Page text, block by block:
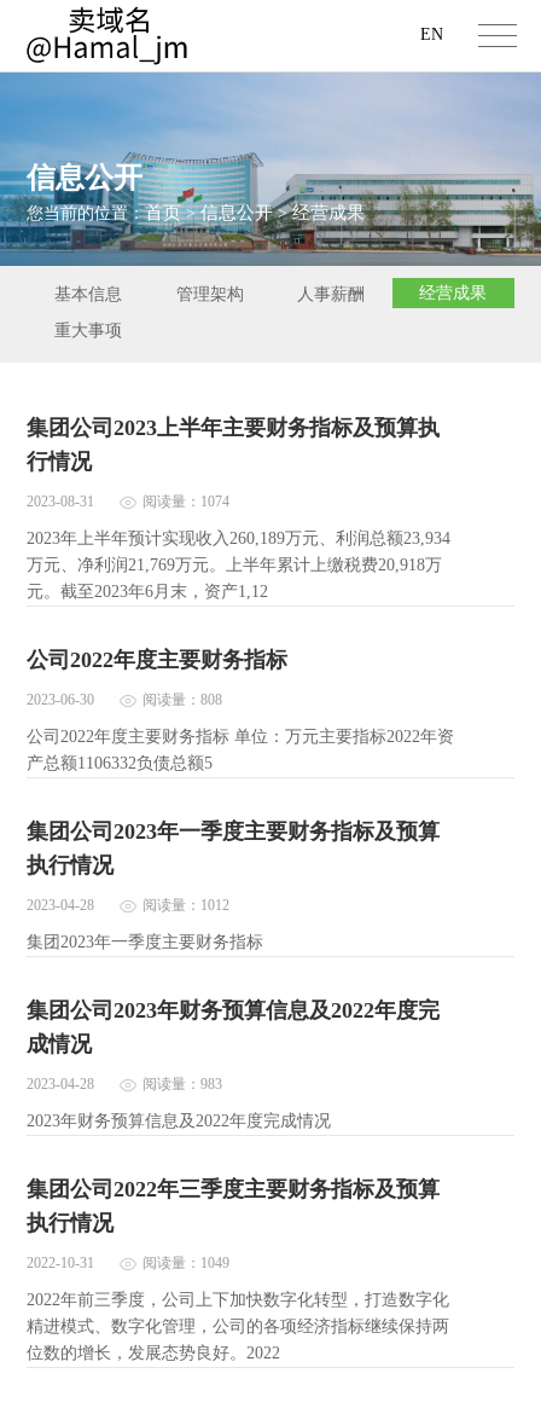
EN
信息公开
您当前的位置：首页>信息公开>经营成果
基本信息 管理架构 人事薪酬 经营成果
重大事项
集团公司2023上半年主要财务指标及预算执
行情况
2023-08-31 阅读量：1074
2023年上半年预计实现收入260,189万元、利润总额23,934
万元、净利润21,769万元。上半年累计上缴税费20,918万
元。截至2023年6月末，资产1,12
公司2022年度主要财务指标
2023-06-30 阅读量：808
公司2022年度主要财务指标 单位：万元主要指标2022年资
产总额1106332负债总额5
集团公司2023年一季度主要财务指标及预算
执行情况
2023-04-28 阅读量：1012
集团2023年一季度主要财务指标
集团公司2023年财务预算信息及2022年度完
成情况
2023-04-28 阅读量：983
2023年财务预算信息及2022年度完成情况
集团公司2022年三季度主要财务指标及预算
执行情况
2022-10-31 阅读量：1049
2022年前三季度，公司上下加快数字化转型，打造数字化
精进模式、数字化管理，公司的各项经济指标继续保持两
位数的增长，发展态势良好。2022